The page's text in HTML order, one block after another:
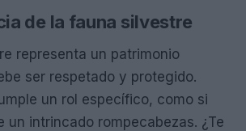
de la fauna silvestre
representa un patrimonio
ser respetado y protegido.
un rol específico, como si
un intrincado rompecabezas. ¿Te